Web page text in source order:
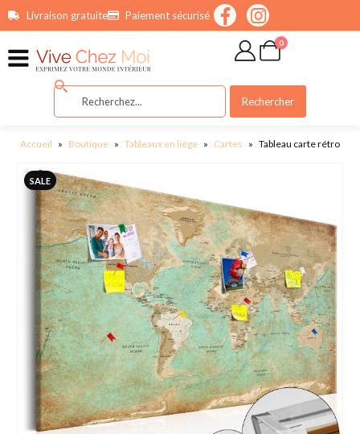
principalLivraison gratuite Paiement sécurisé
0
Rechercher
Accueil » Boutique » Tableaux en liège » Cartes » Tableau carte rétro
SALE